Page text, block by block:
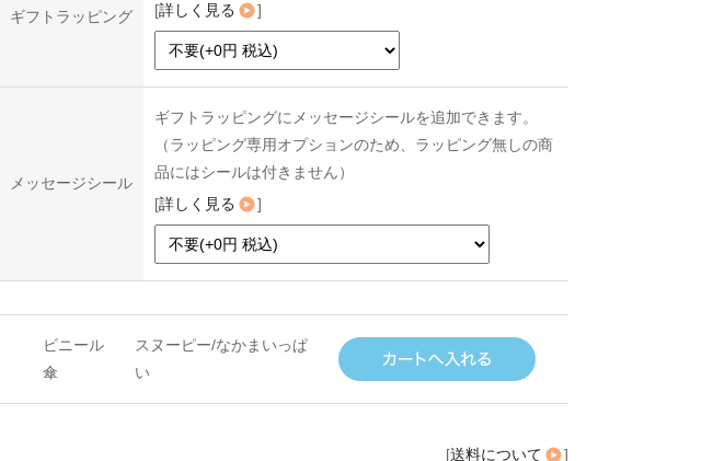
ギフトラッピング
[詳しく見る ]
メッセージシール
ギフトラッピングにメッセージシールを追加できます。
（ラッピング専用オプションのため、ラッピング無しの商
品にはシールは付きません）
[詳しく見る ]
ビニール
傘
スヌーピー/なかまいっぱ
い
[送料について ]